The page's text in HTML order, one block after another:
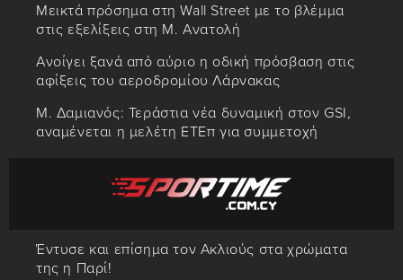
Μεικτά πρόσημα στη Wall Street με το βλέμμα
στις εξελίξεις στη Μ. Ανατολή
Ανοίγει ξανά από αύριο η οδική πρόσβαση στις
αφίξεις του αεροδρομίου Λάρνακας
Μ. Δαμιανός: Τεράστια νέα δυναμική στον GSI,
αναμένεται η μελέτη ΕΤΕπ για συμμετοχή
Έντυσε και επίσημα τον Ακλιούς στα χρώματα
της η Παρί!